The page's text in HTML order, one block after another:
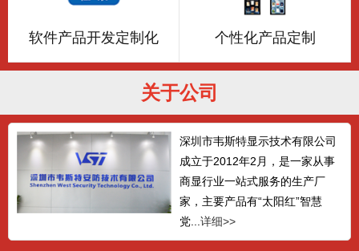
软件产品开发定制化 个性化产品定制
关于公司
深圳市韦斯特显示技术有限公司
成立于2012年2月，是一家从事
商显行业一站式服务的生产厂
家，主要产品有“太阳红”智慧
党... 详细>>